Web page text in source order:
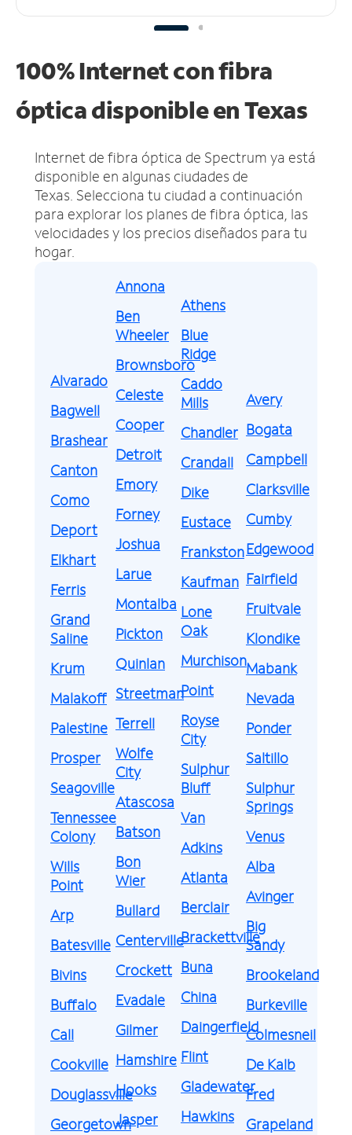
100% Internet con fibra
óptica disponible en Texas
Internet de fibra óptica de Spectrum ya está
disponible en algunas ciudades de
Texas. Selecciona tu ciudad a continuación
para explorar los planes de fibra óptica, las
velocidades y los precios diseñados para tu
hogar.
Alvarado
Bagwell
Brashear
Canton
Como
Deport
Elkhart
Ferris
Grand
Saline
Krum
Malakoff
Palestine
Prosper
Seagoville
Tennessee
Colony
Wills
Point
Arp
Batesville
Bivins
Buffalo
Call
Cookville
Douglassville
Georgetown
Annona
Ben
Wheeler
Brownsboro
Celeste
Cooper
Detroit
Emory
Forney
Joshua
Larue
Montalba
Pickton
Quinlan
Streetman
Terrell
Wolfe
City
Atascosa
Batson
Bon
Wier
Bullard
Centerville
Crockett
Evadale
Gilmer
Hamshire
Hooks
Jasper
Athens
Blue
Ridge
Caddo
Mills
Chandler
Crandall
Dike
Eustace
Frankston
Kaufman
Lone
Oak
Murchison
Point
Royse
City
Sulphur
Bluff
Van
Adkins
Atlanta
Berclair
Brackettville
Buna
China
Daingerfield
Flint
Gladewater
Hawkins
Avery
Bogata
Campbell
Clarksville
Cumby
Edgewood
Fairfield
Fruitvale
Klondike
Mabank
Nevada
Ponder
Saltillo
Sulphur
Springs
Venus
Alba
Avinger
Big
Sandy
Brookeland
Burkeville
Colmesneil
De Kalb
Fred
Grapeland